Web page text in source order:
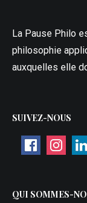
La Pause Philo
philosophie
auxquelles elle
SUIVEZ-NOUS
QUI SOMMES-